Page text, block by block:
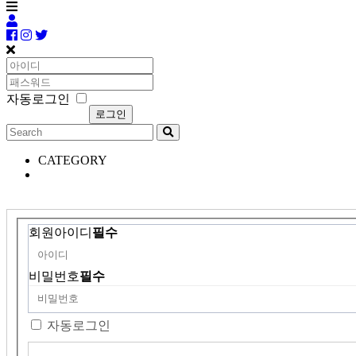
자동로그인
CATEGORY
회원아이디 필수
비밀번호필수
자동로그인